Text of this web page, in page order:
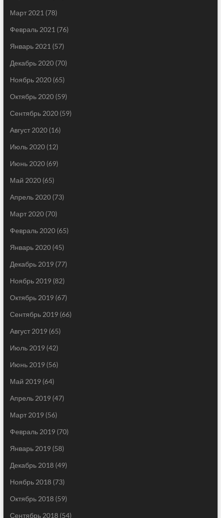
Март 2021 (78)
Февраль 2021 (76)
Январь 2021 (57)
Декабрь 2020(70)
Ноябрь 2020(65)
Октябрь 2020(59)
Сентябрь 2020(59)
Август 2020(16)
Июль 2020(12)
Июнь 2020(69)
Май 2020(65)
Апрель 2020(73)
Март 2020(70)
Февраль 2020(65)
Январь 2020(45)
Декабрь 2019(77)
Ноябрь 2019(82)
Октябрь 2019(67)
Сентябрь 2019(66)
Август 2019(65)
Июль 2019(42)
Июнь 2019(56)
Май 2019(64)
Апрель 2019(47)
Март 2019(56)
Февраль 2019(70)
Январь 2019(58)
Декабрь 2018(49)
Ноябрь 2018(73)
Октябрь 2018(59)
Сентябрь 2018(54)